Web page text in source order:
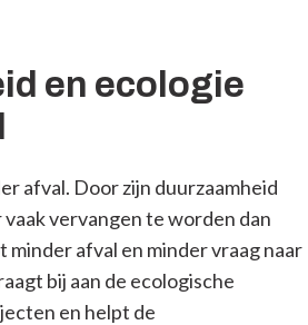
en ecologie
afval. Door zijn duurzaamheid
vervangen te worden dan
afval en minder vraag naar
bij aan de ecologische
en helpt de